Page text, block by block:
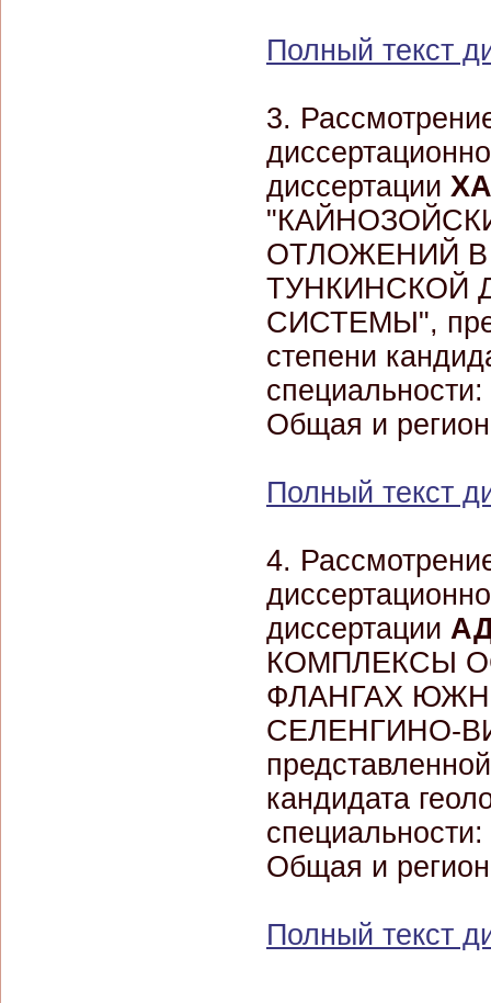
Полный текст
3.
диссертации
ОТЛОЖЕНИЙ
ТУНКИНСКОЙ
СИСТЕМЫ",
степени
Общая и
Полный текст
4.
диссертации
КОМПЛЕКСЫ
ФЛАНГАХ
СЕЛЕНГИНО-
кандидата
Общая и
Полный текст